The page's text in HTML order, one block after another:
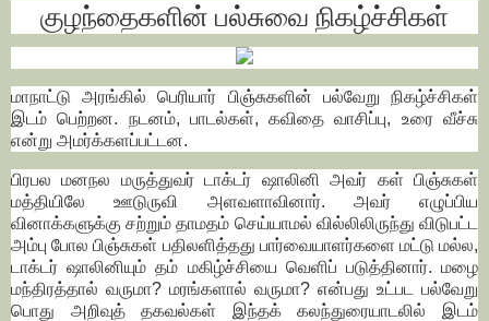
குழந்தைகளின் பல்சுவை நிகழ்ச்சிகள்
மாநாட்டு அரங்கில் பெரியார் பிஞ்சுகளின் பல்வேறு நிகழ்ச்சிகள்
இடம் பெற்றன. நடனம், பாடல்கள், கவிதை வாசிப்பு, உரை வீச்சு
என்று அமர்க்களப்பட்டன.
பிரபல மனநல மருத்துவர் டாக்டர் ஷாலினி அவர் கள் பிஞ்சுகள்
மத்தியிலே ஊடுருவி அளவளாவினார். அவர் எழுப்பிய
வினாக்களுக்கு சற்றும் தாமதம் செய்யாமல் வில்லிலிருந்து விடுபட்ட
அம்பு போல பிஞ்சுகள் பதிலளித்தது பார்வையாளர்களை மட்டு மல்ல,
டாக்டர் ஷாலினியும் தம் மகிழ்ச்சியை வெளிப் படுத்தினார். மழை
மந்திரத்தால் வருமா? மரங்களால் வருமா? என்பது உட்பட பல்வேறு
பொது அறிவுத் தகவல்கள் இந்தக் கலந்துரையாடலில் இடம்